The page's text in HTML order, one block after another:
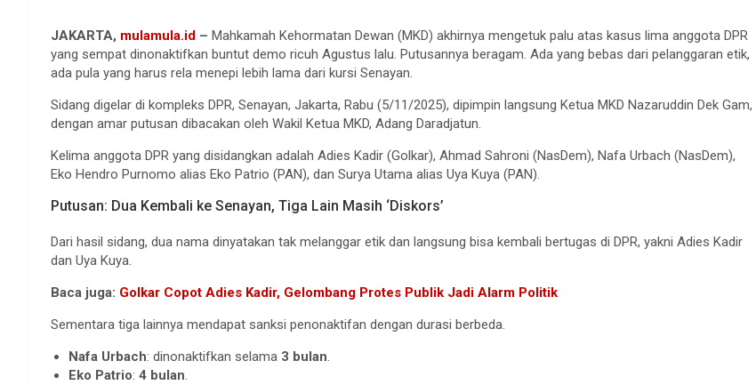
JAKARTA, mulamula.id – Mahkamah Kehormatan Dewan (MKD) akhirnya mengetuk palu atas kasus lima anggota DPR
yang sempat dinonaktifkan buntut demo ricuh Agustus lalu. Putusannya beragam. Ada yang bebas dari pelanggaran etik,
ada pula yang harus rela menepi lebih lama dari kursi Senayan.
Sidang digelar di kompleks DPR, Senayan, Jakarta, Rabu (5/11/2025), dipimpin langsung Ketua MKD Nazaruddin Dek Gam,
dengan amar putusan dibacakan oleh Wakil Ketua MKD, Adang Daradjatun.
Kelima anggota DPR yang disidangkan adalah Adies Kadir (Golkar), Ahmad Sahroni (NasDem), Nafa Urbach (NasDem),
Eko Hendro Purnomo alias Eko Patrio (PAN), dan Surya Utama alias Uya Kuya (PAN).
Putusan: Dua Kembali ke Senayan, Tiga Lain Masih ‘Diskors’
Dari hasil sidang, dua nama dinyatakan tak melanggar etik dan langsung bisa kembali bertugas di DPR, yakni Adies Kadir
dan Uya Kuya.
Baca juga: Golkar Copot Adies Kadir, Gelombang Protes Publik Jadi Alarm Politik
Sementara tiga lainnya mendapat sanksi penonaktifan dengan durasi berbeda.
Nafa Urbach: dinonaktifkan selama 3 bulan.
Eko Patrio: 4 bulan.